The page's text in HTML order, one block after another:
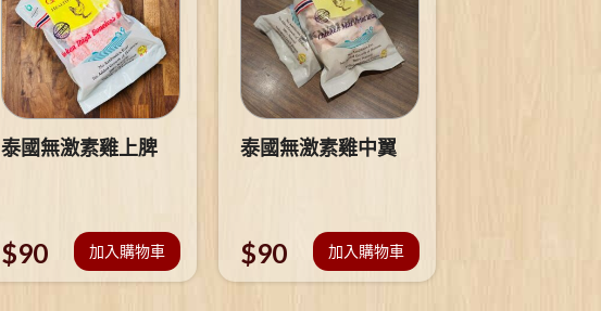
泰國無激素雞上脾
$90 加入購物車
泰國無激素雞中翼
$90 加入購物車